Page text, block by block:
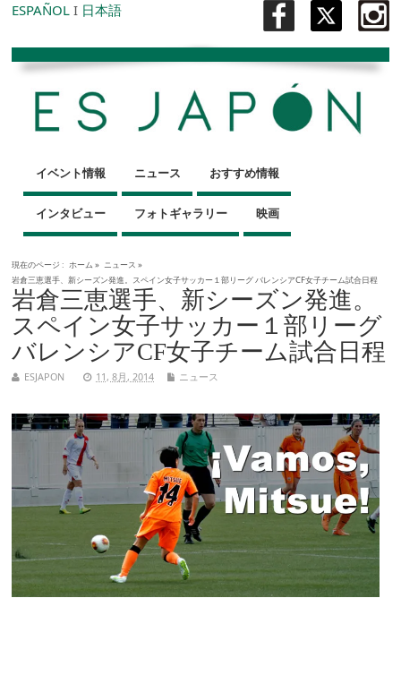
ESPAÑOL I 日本語
イベント情報 ニュース おすすめ情報
インタビュー フォトギャラリー 映画
現在のページ : ホーム » ニュース »
岩倉三恵選手、新シーズン発進。スペイン女子サッカー１部リーグ バレンシアCF女子チーム試合日程
岩倉三恵選手、新シーズン発進。
スペイン女子サッカー１部リーグ
バレンシアCF女子チーム試合日程
ESJAPON 11, 8月, 2014 ニュース